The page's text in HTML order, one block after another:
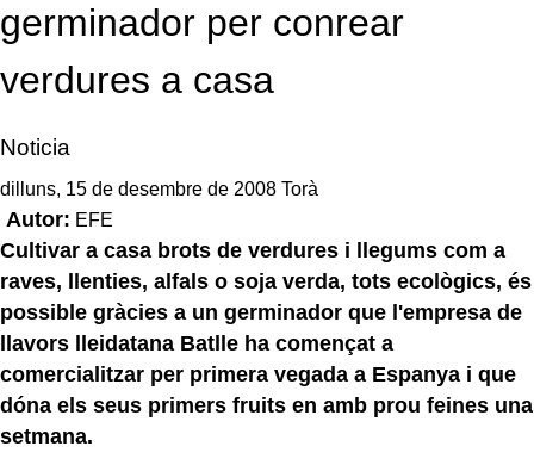
germinador per conrear
verdures a casa
Noticia
dilluns, 15 de desembre de 2008 Torà
Autor: EFE
Cultivar a casa brots de verdures i llegums com a
raves, llenties, alfals o soja verda, tots ecològics, és
possible gràcies a un germinador que l'empresa de
llavors lleidatana Batlle ha començat a
comercialitzar per primera vegada a Espanya i que
dóna els seus primers fruits en amb prou feines una
setmana.